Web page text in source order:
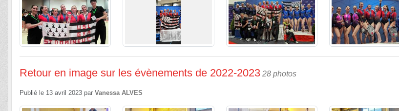
Retour en image sur les évènements de 2022-2023 28 photos
Publié le 13 avril 2023 par Vanessa ALVES